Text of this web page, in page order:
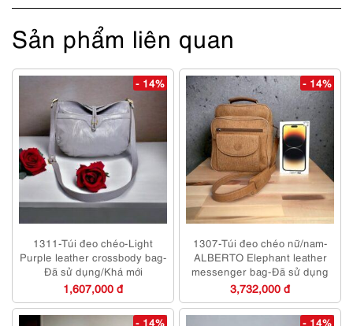
Sản phẩm liên quan
- 14%
1311-Túi đeo chéo-Light
Purple leather crossbody bag-
Đã sử dụng/Khá mới
1,607,000 đ
- 14%
1307-Túi đeo chéo nữ/nam-
ALBERTO Elephant leather
messenger bag-Đã sử dụng
3,732,000 đ
- 14% - 14%